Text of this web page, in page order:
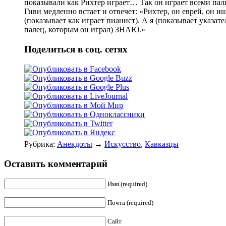
показывали как Рихтер играет… Так он играет всеми
Гиви медленно встает и отвечет: «Рихтер, он еврей, он
(показывает как играет пианист). А я (показывает
палец, которым он играл) ЗНАЮ.»
Поделиться в соц. сетях
Рубрика: Анекдоты → Искусство, Кавказцы
Оставить комментарий
Имя (required)
Почта (required)
Сайт